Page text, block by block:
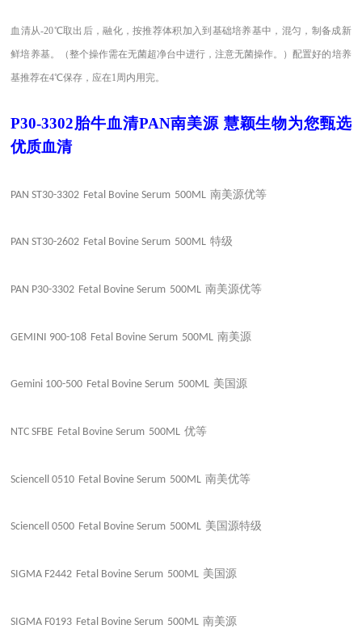
血清从-20℃取出后，融化，按推荐体积加入到基础培养基中，混匀，制备成新
鲜培养基。（整个操作需在无菌超净台中进行，注意无菌操作。）配置好的培养
基推荐在4℃保存，应在1周内用完。
P30-3302胎牛血清PAN南美源 慧颖生物为您甄选
优质血清
PAN ST30-3302 Fetal Bovine Serum 500ML 南美源优等
PAN ST30-2602 Fetal Bovine Serum 500ML 特级
PAN P30-3302 Fetal Bovine Serum 500ML 南美源优等
GEMINI 900-108 Fetal Bovine Serum 500ML 南美源
Gemini 100-500 Fetal Bovine Serum 500ML 美国源
NTC SFBE Fetal Bovine Serum 500ML 优等
Sciencell 0510 Fetal Bovine Serum 500ML 南美优等
Sciencell 0500 Fetal Bovine Serum 500ML 美国源特级
SIGMA F2442 Fetal Bovine Serum 500ML 美国源
SIGMA F0193 Fetal Bovine Serum 500ML 南美源